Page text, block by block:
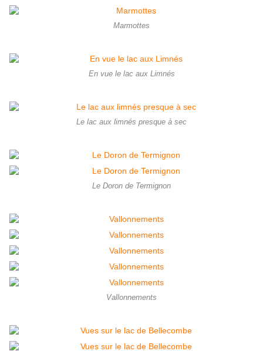
Marmottes
En vue le lac aux Limnés
Le lac aux limnés presque à sec
Le Doron de Termignon
Vallonnements